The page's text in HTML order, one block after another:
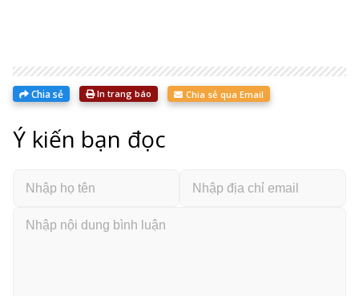
Chia sẻ In trang báo Chia sẻ qua Email
Ý kiến bạn đọc